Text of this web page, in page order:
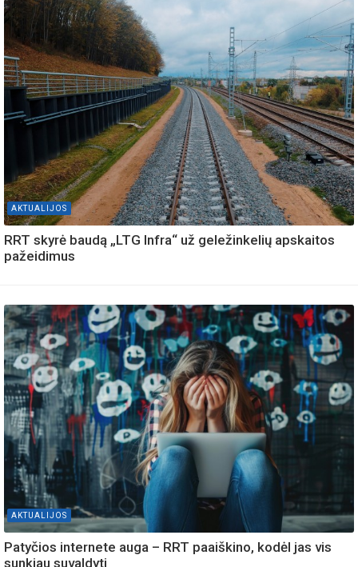
AKTUALIJOS
RRT skyrė baudą „LTG Infra“ už geležinkelių apskaitos
pažeidimus
AKTUALIJOS
Patyčios internete auga – RRT paaiškino, kodėl jas vis
sunkiau suvaldyti